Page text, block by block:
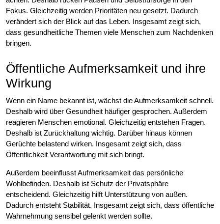
Fokus. Gleichzeitig werden Prioritäten neu gesetzt. Dadurch
verändert sich der Blick auf das Leben. Insgesamt zeigt sich,
dass gesundheitliche Themen viele Menschen zum Nachdenken
bringen.
Öffentliche Aufmerksamkeit und ihre
Wirkung
Wenn ein Name bekannt ist, wächst die Aufmerksamkeit schnell.
Deshalb wird über Gesundheit häufiger gesprochen. Außerdem
reagieren Menschen emotional. Gleichzeitig entstehen Fragen.
Deshalb ist Zurückhaltung wichtig. Darüber hinaus können
Gerüchte belastend wirken. Insgesamt zeigt sich, dass
Öffentlichkeit Verantwortung mit sich bringt.
Außerdem beeinflusst Aufmerksamkeit das persönliche
Wohlbefinden. Deshalb ist Schutz der Privatsphäre
entscheidend. Gleichzeitig hilft Unterstützung von außen.
Dadurch entsteht Stabilität. Insgesamt zeigt sich, dass öffentliche
Wahrnehmung sensibel gelenkt werden sollte.